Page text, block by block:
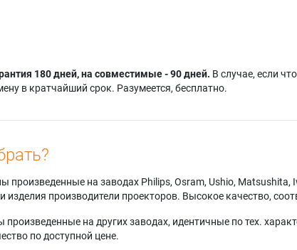
180 дней, на совместимые - 90 дней. В случае, если
в кратчайший срок. Разумеется, бесплатно.
на заводах Philips, Osram, Ushio, Matsushita,
производители проекторов. Высокое качество,
на других заводах, идентичные по тех.
по доступной цене.